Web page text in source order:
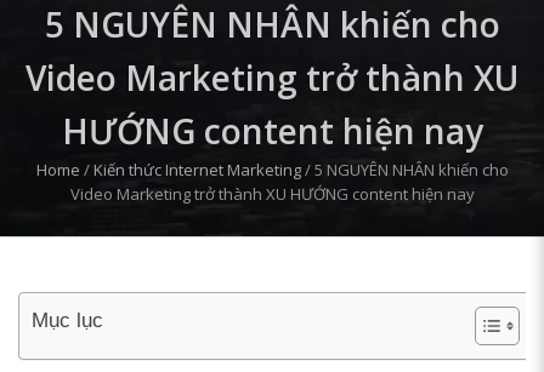
5 NGUYÊN NHÂN khiến cho
Video Marketing trở thành XU
HƯỚNG content hiện nay
Home /Kiến thức Internet Marketing/5 NGUYÊN NHÂN khiến cho
Video Marketing trở thành XU HƯỚNG content hiện nay
Mục lục